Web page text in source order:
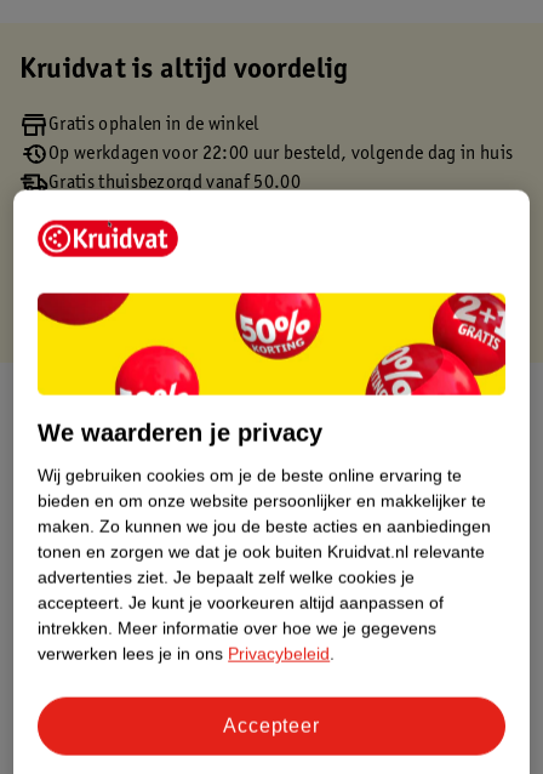
Kruidvat is altijd voordelig
Gratis ophalen in de winkel
Op werkdagen voor 22:00 uur besteld, volgende dag in huis
Gratis thuisbezorgd vanaf 50.00
Gratis punten met je Kruidvat kaart
Over dit product
Etiketinformatie
Nature Impact Score
Rood (-) = hoge impact op het milieu.
Groen (+) = lage impact op het milieu.
Gebaseerd op wereldwijde
gemiddelden.
We waarderen je privacy
Wij gebruiken cookies om je de beste online ervaring te
bieden en om onze website persoonlijker en makkelijker te
maken. Zo kunnen we jou de beste acties en aanbiedingen
tonen en zorgen we dat je ook buiten Kruidvat.nl relevante
advertenties ziet. Je bepaalt zelf welke cookies je
accepteert. Je kunt je voorkeuren altijd aanpassen of
intrekken. Meer informatie over hoe we je gegevens
verwerken lees je in ons Privacybeleid.
Accepteer